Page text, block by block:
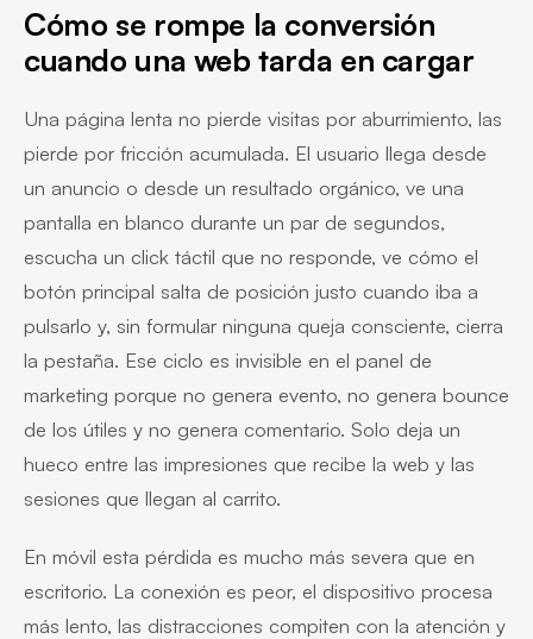
Cómo se rompe la conversión
cuando una web tarda en cargar
Una página lenta no pierde visitas por aburrimiento, las
pierde por fricción acumulada. El usuario llega desde
un anuncio o desde un resultado orgánico, ve una
pantalla en blanco durante un par de segundos,
escucha un click táctil que no responde, ve cómo el
botón principal salta de posición justo cuando iba a
pulsarlo y, sin formular ninguna queja consciente, cierra
la pestaña. Ese ciclo es invisible en el panel de
marketing porque no genera evento, no genera bounce
de los útiles y no genera comentario. Solo deja un
hueco entre las impresiones que recibe la web y las
sesiones que llegan al carrito.
En móvil esta pérdida es mucho más severa que en
escritorio. La conexión es peor, el dispositivo procesa
más lento, las distracciones compiten con la atención y